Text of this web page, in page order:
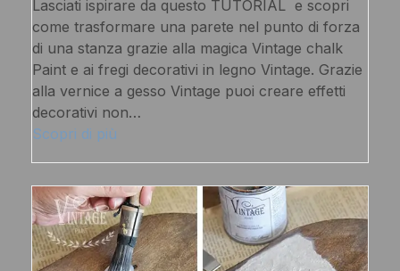
Lasciati ispirare da questo TUTORIAL e scopri
come trasformare una parete nel punto di forza
di una stanza grazie alla magica Vintage chalk
Paint e ai fregi decorativi in legno Vintage. Grazie
alla vernice a gesso Vintage puoi creare effetti
decorativi non…
Scopri di più